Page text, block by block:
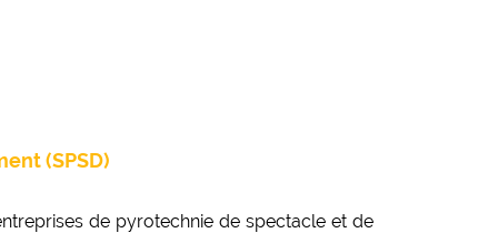
(SPSD)
de pyrotechnie de spectacle et de